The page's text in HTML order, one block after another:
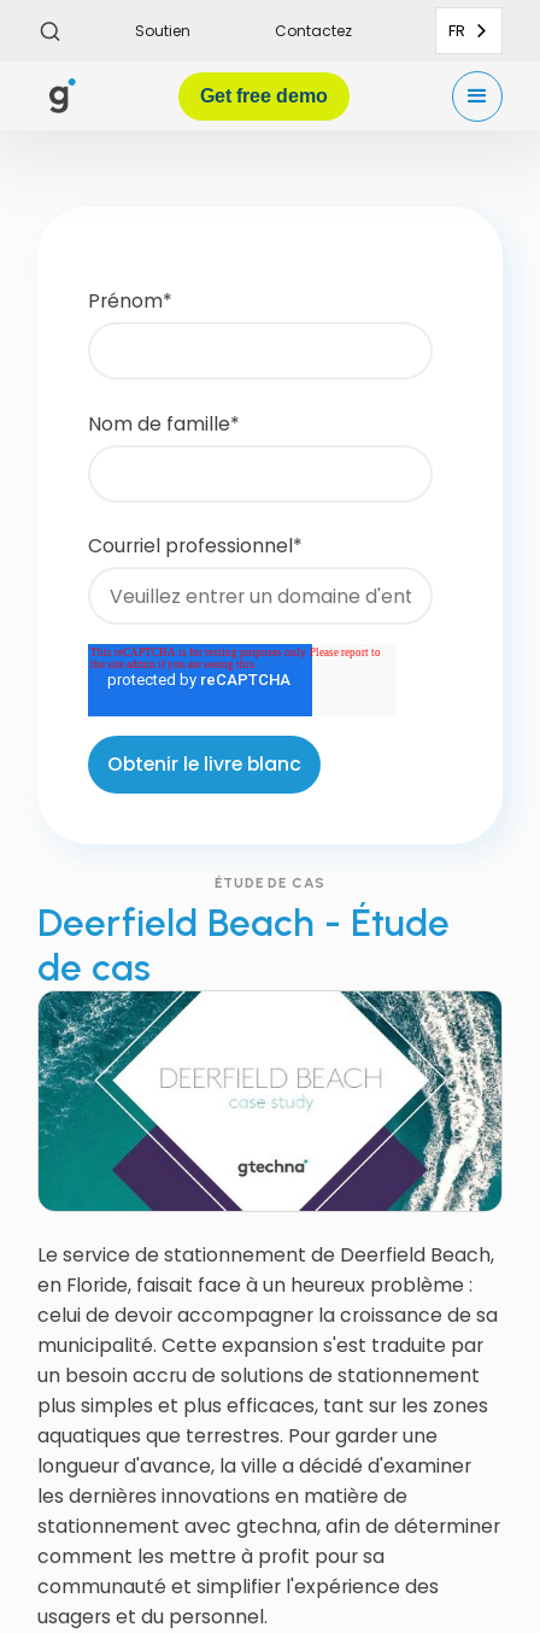
Soutien Contactez FR
Get free demo
ÉTUDE DE CAS
Deerfield Beach - Étude
de cas
Le service de stationnement de Deerfield Beach,
en Floride, faisait face à un heureux problème :
celui de devoir accompagner la croissance de sa
municipalité. Cette expansion s'est traduite par
un besoin accru de solutions de stationnement
plus simples et plus efficaces, tant sur les zones
aquatiques que terrestres. Pour garder une
longueur d'avance, la ville a décidé d'examiner
les dernières innovations en matière de
stationnement avec gtechna, afin de déterminer
comment les mettre à profit pour sa
communauté et simplifier l'expérience des
usagers et du personnel.
Prénom*
Nom de famille*
Courriel professionnel*